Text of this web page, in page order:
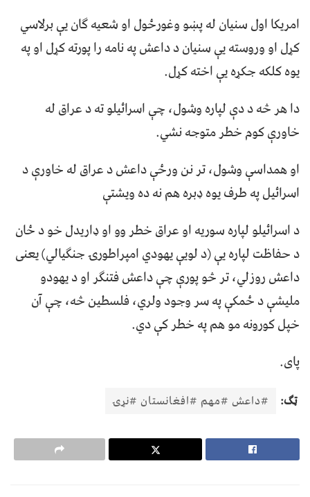
امریکا اول سنیان له پښو وغورځول او شعیه ګان یې برلاسي
کړل او وروسته یې سنیان د داعش په نامه را پورته کړل او په
یوه کلکه جکړه يې اخته کړل.
دا هر څه د دې لپاره وشول، چې اسرائيلو ته د عراق له
خاورې کوم خطر متوجه نشي.
او همداسې وشول، تر نن ورځې داعش د عراق له خاورې د
اسرائيل په طرف یوه ډبره هم نه ده ویشتې
د اسرائيلو لپاره سوریه او عراق خطر وو او ډاریدل خو د ځان
د حفاظت لپاره یې (د لویې یهودي امپراطورۍ جنګیالي) یعنی
داعش روزلي، تر څو پورې چې داعش فتنګر او د یهودو
ملیشې د ځمکې په سر وجود ولري، فلسطین څه، چې آن
خپل کورونه مو هم په خطر کې دي.
پای.
ټګ: #داعش #مهم #افغانستان #نړۍ